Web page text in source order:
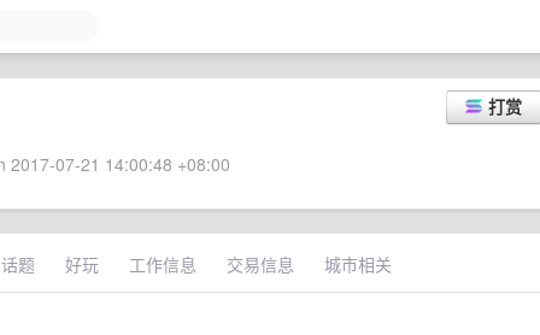
打赏
2017-07-21 14:00:48 +08:00
题 好玩 工作信息 交易信息 城市相关